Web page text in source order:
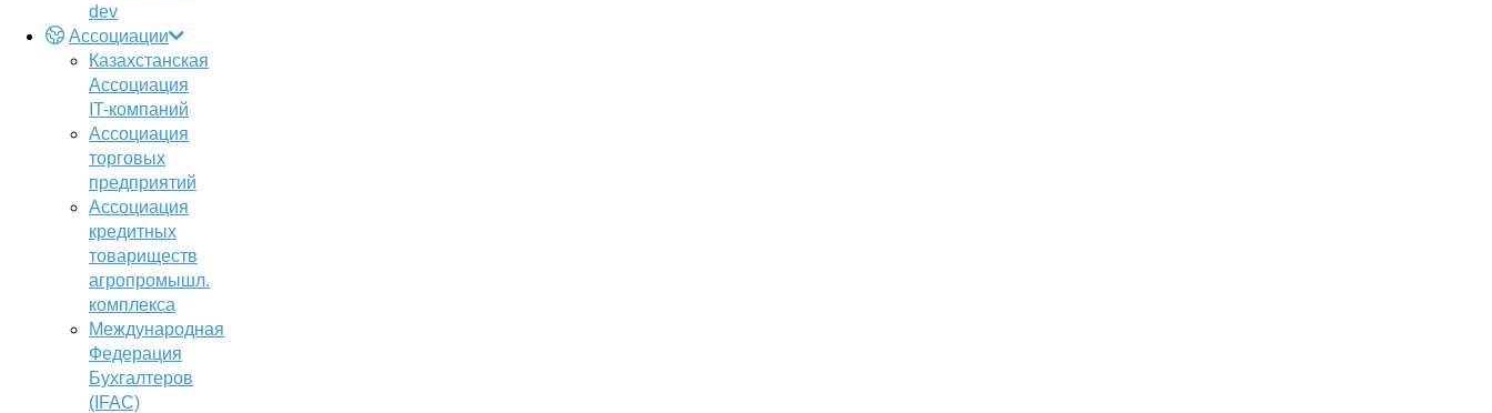
dev
Ассоциации
Казахстанская
Ассоциация
IT-компаний
Ассоциация
торговых
предприятий
Ассоциация
кредитных
товариществ
агропромышл.
комплекса
Международная
Федерация
Бухгалтеров
(IFAC)